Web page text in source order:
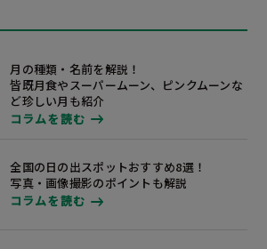
月の種類・名前を解説！
皆既月食やスーパームーン、ピンクムーンな
ど珍しい月も紹介
コラムを読む
全国の日の出スポットおすすめ8選！
写真・画像撮影のポイントも解説
コラムを読む